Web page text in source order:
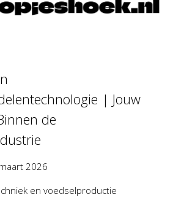
| Jouw
de
2026
en voedselproductie